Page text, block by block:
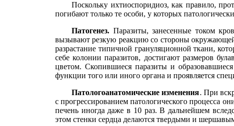
Поскольку ихтиоспоридиоз, как правило,
погибают только те особи, у которых
Патогенез. Паразиты, занесенные током
вызывают резкую реакцию со стороны окружающей
разрастание типичной грануляционной ткани,
себе колонии паразитов, достигают размеров
цветом. Скопившиеся паразиты и
функции того или иного органа и проявляется
Патологоанатомические изменения. При
с прогрессированием патологического процесса
печень иногда даже в 10 раз. В дальнейшем
этом стенки сердца делаются твердыми и